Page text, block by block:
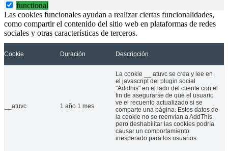
La Confederación Española de Personas con Discapacidad Física
COCEMFE CV dona material de educación inclusiva al CEIP Rosa
functional
Las cookies funcionales ayudan a realizar ciertas funcionalidades,
como compartir el contenido del sitio web en plataformas de redes
sociales y otras características de terceros.
Cookie Duración Descripción
__atuvc 1 año 1 mes
La cookie __ atuvc se crea y lee en
el javascript del plugin social
"Addthis" en el lado del cliente con el
fin de asegurarse de que el usuario
ve el recuento actualizado si se
comparte una página. Estos datos de
la cookie no se reenvían a AddThis,
pero deshabilitar las cookies podría
causar un comportamiento
inesperado para los usuarios.